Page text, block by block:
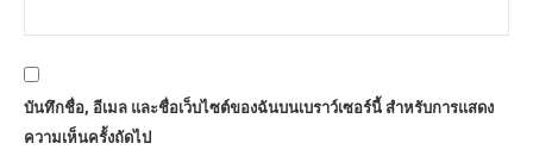
บันทึกชื่อ, อีเมล และชื่อเว็บไซต์ของฉันบนเบราว์เซอร์นี้ สำหรับการแสดง
ความเห็นครั้งถัดไป